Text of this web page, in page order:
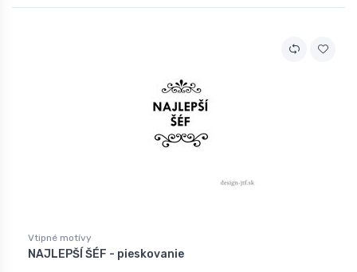
Vtipné motívy
NAJLEPŠÍ ŠÉF - pieskovanie